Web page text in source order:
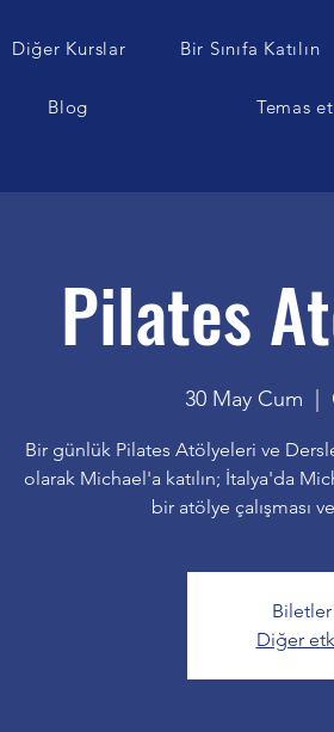
Diğer Kurslar Bir Sınıfa Katılın
Blog Temas
Pilates
30 May Cum
Bir günlük Pilates Atölyeleri ve
olarak Michael'a katılın; İtalya'da
bir atölye çalışması
Biletler
Diğer